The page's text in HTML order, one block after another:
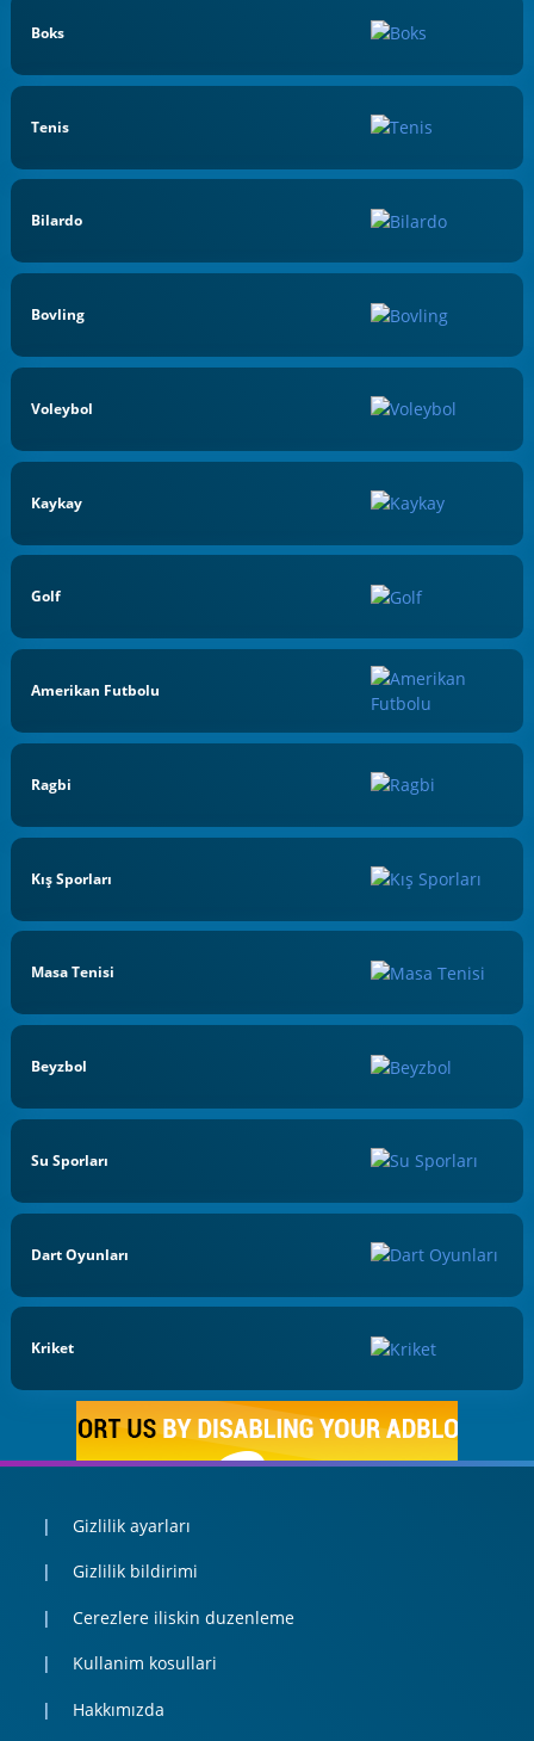
Boks
Tenis
Bilardo
Bovling
Voleybol
Kaykay
Golf
Amerikan Futbolu
Ragbi
Kış Sporları
Masa Tenisi
Beyzbol
Su Sporları
Dart Oyunları
Kriket
Gizlilik ayarları
Gizlilik bildirimi
Cerezlere iliskin duzenleme
Kullanim kosullari
Hakkımızda